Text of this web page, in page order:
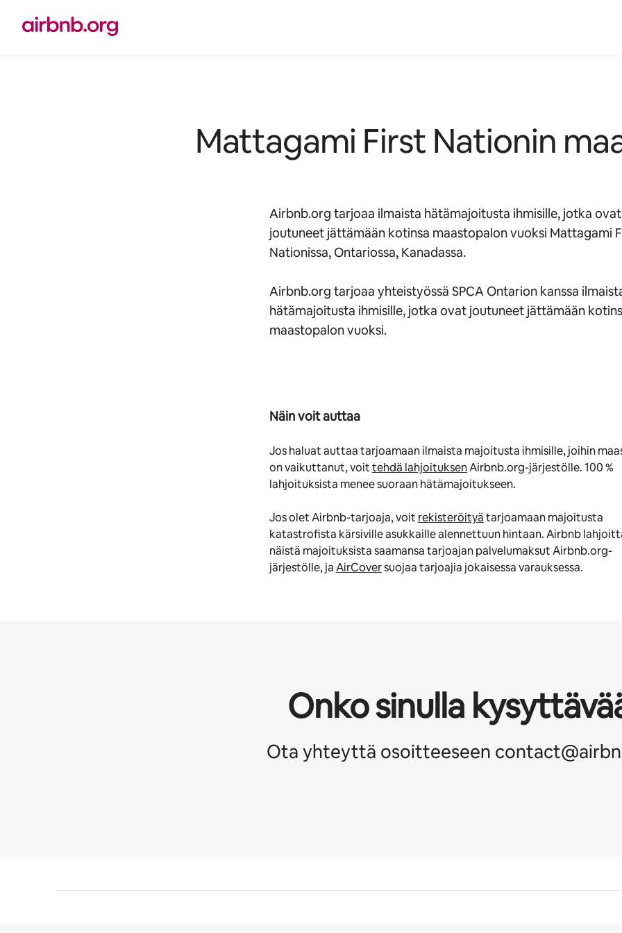
sisältö
Mattagami First Nationin
Airbnb.org tarjoaa ilmaista hätämajoitusta ihmisille, jotka ovat
joutuneet jättämään kotinsa maastopalon vuoksi Mattagami
Nationissa, Ontariossa, Kanadassa.
Airbnb.org tarjoaa yhteistyössä SPCA Ontarion kanssa
hätämajoitusta ihmisille, jotka ovat joutuneet jättämään
maastopalon vuoksi.
Näin voit auttaa
Jos haluat auttaa tarjoamaan ilmaista majoitusta ihmisille, joihin
on vaikuttanut, voittehdä lahjoituksenAirbnb.org-järjestölle. 100 %
lahjoituksista menee suoraan hätämajoitukseen.
Jos olet Airbnb-tarjoaja, voit rekisteröityätarjoamaan majoitusta
katastrofista kärsiville asukkaille alennettuun hintaan. Airbnb
näistä majoituksista saamansa tarjoajan palvelumaksut Airbnb.org-
järjestölle, jaAirCoversuojaa tarjoajia jokaisessa varauksessa.
Onko sinulla
Ota yhteyttä osoitteeseen